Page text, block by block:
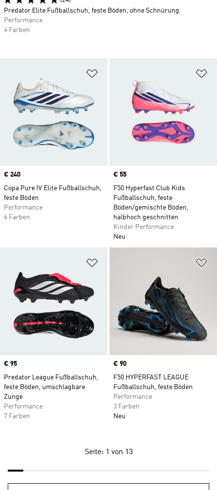
Price
€ 240
Copa Pure IV Elite Fußballschuh,
feste Böden
Performance
6 Farben
Price
€ 55
F50 Hyperfast Club Kids
Fußballschuh, feste
Böden/gemischte Böden,
halbhoch geschnitten
Kinder Performance
Neu
Zur Wunschliste hinzufügen
Price
€ 95
Predator League Fußballschuh,
feste Böden, umschlagbare
Zunge
Performance
7 Farben
Price
€ 90
F50 HYPERFAST LEAGUE
Fußballschuh, feste Böden
Performance
3 Farben
Neu
Predator Elite Fußballschuh, feste Böden, ohne Schnürung
Performance
4 Farben
Seite: 1 von 13